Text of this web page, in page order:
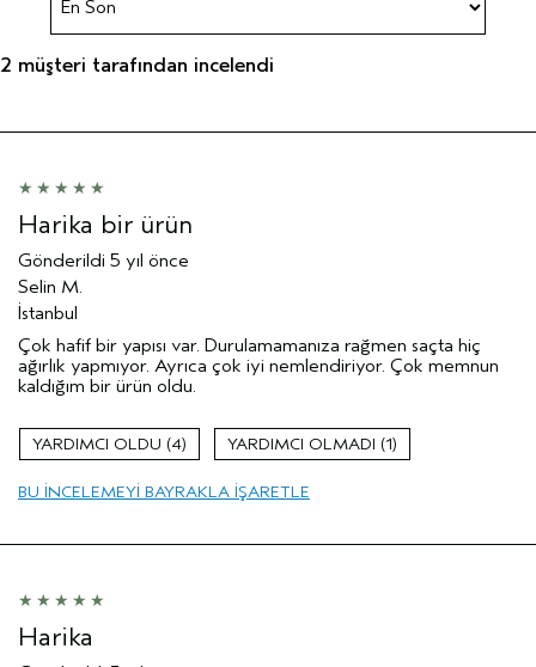
2 müşteri tarafından incelendi
Harika bir ürün
Gönderildi 5 yıl önce
Selin M.
İstanbul
Çok hafif bir yapısı var. Durulamamanıza rağmen saçta hiç
ağırlık yapmıyor. Ayrıca çok iyi nemlendiriyor. Çok memnun
kaldığım bir ürün oldu.
4 1
BU INCELEMEYI BAYRAKLA IŞARETLE
Harika